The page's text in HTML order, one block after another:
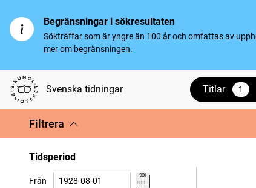
Begränsningar i sökresultaten
Sökträffar som är yngre än 100 år och omfattas av
mer om begränsningen.
Svenska tidningar Titlar 1
vald
Filtrera
Tidsperiod
Från